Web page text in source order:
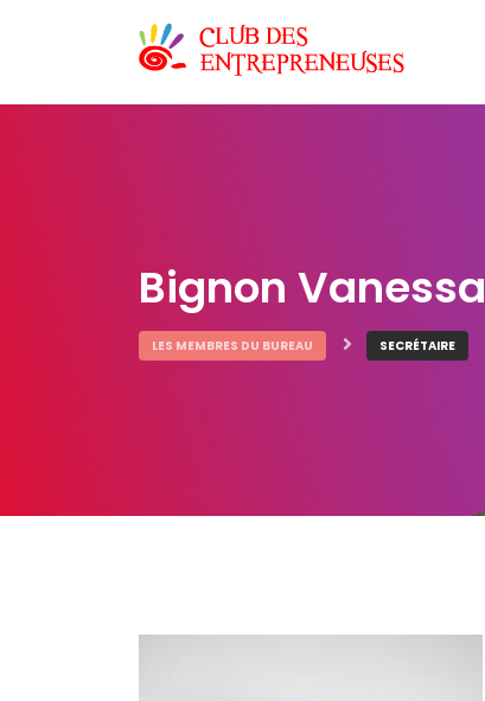
Bignon Vanessa
LES MEMBRES DU BUREAU SECRÉTAIRE